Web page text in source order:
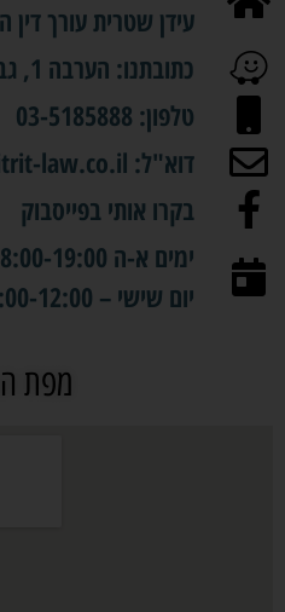
עידן שטרית עורך דין
כתובתנו: הערבה 1, גבעת שמואל
טלפון: 03-5185888
דוא"ל: office@ishitrit-law.co.il
בקרו אותי בפייסבוק
ימים א-ה 8:00-19:00
יום שישי – 9:00-12:00
מפת